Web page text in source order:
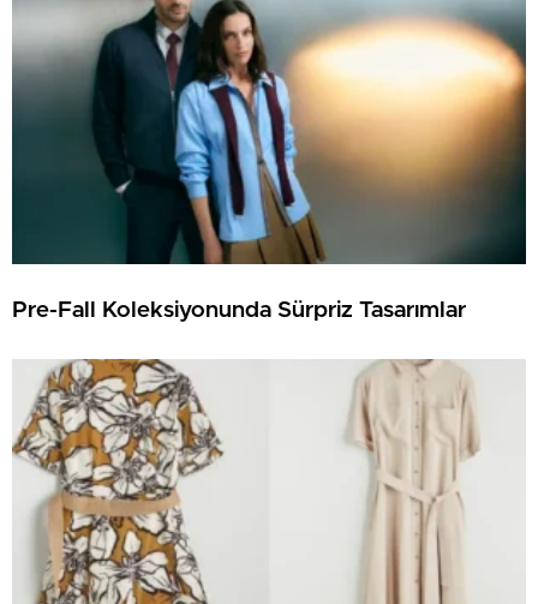
Pre-Fall Koleksiyonunda Sürpriz Tasarımlar